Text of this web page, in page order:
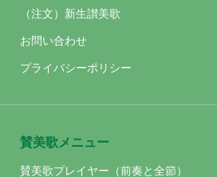
（注文）新生讃美歌
お問い合わせ
プライバシーポリシー
賛美歌メニュー
賛美歌プレイヤー（前奏と全節）